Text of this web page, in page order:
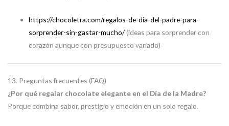
https://chocoletra.com/regalos-de-dia-del-padre-para-
sorprender-sin-gastar-mucho/(ideas para sorprender con
corazón aunque con presupuesto variado)
13. Preguntas frecuentes (FAQ)
¿Por qué regalar chocolate elegante en el Día de la Madre?
Porque combina sabor, prestigio y emoción en un solo regalo.